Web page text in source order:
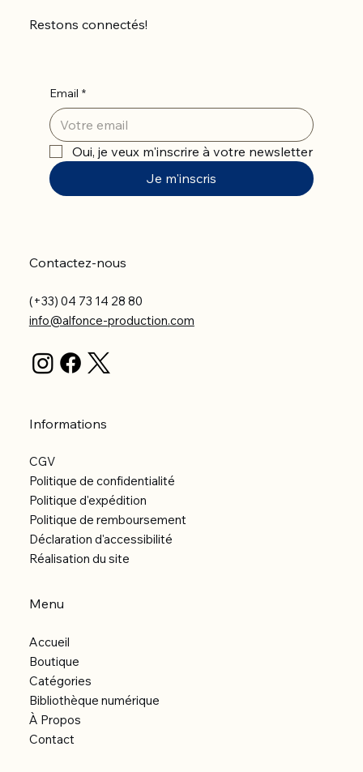
Restons connectés!
Email *
Oui, je veux m'inscrire à votre newsletter
Je m'inscris
Contactez-nous
(+33) 04 73 14 28 80
info@alfonce-production.com
Informations
CGV
Politique de confidentialité
Politique d'expédition
Politique de remboursement
Déclaration d'accessibilité
Réalisation du site
Menu
Accueil
Boutique
Catégories
Bibliothèque numérique
À Propos
Contact